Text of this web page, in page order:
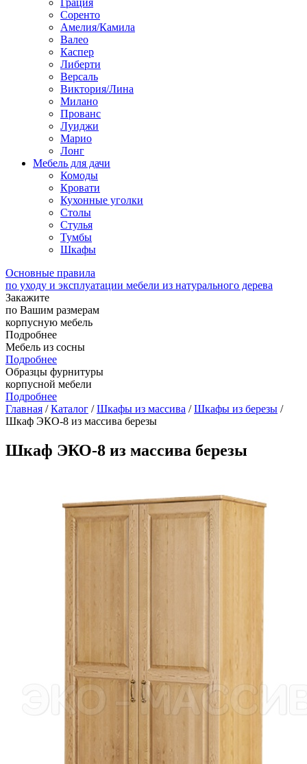
Грация
Соренто
Амелия/Камила
Валео
Каспер
Либерти
Версаль
Виктория/Лина
Милано
Прованс
Луиджи
Марио
Лонг
Мебель для дачи
Комоды
Кровати
Кухонные уголки
Столы
Стулья
Тумбы
Шкафы
Основные правила
по уходу и эксплуатации мебели из натурального дерева
Закажите
по Вашим размерам
корпусную мебель
Подробнее
Мебель из сосны
Подробнее
Образцы фурнитуры
корпусной мебели
Подробнее
Главная /Каталог /Шкафы из массива /Шкафы из березы /
Шкаф ЭКО-8 из массива березы
Шкаф ЭКО-8 из массива березы